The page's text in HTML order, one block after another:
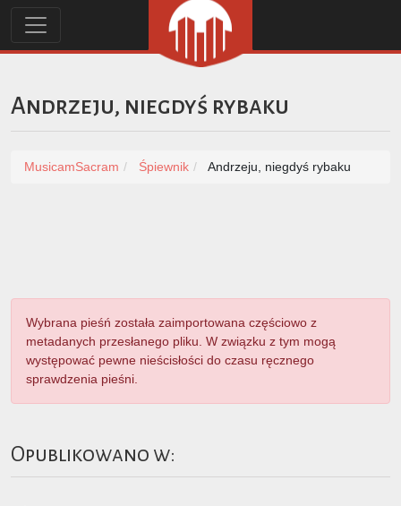
Andrzeju, niegdyś rybaku
MusicamSacram Śpiewnik Andrzeju, niegdyś rybaku
Wybrana pieśń została zaimportowana częściowo z
metadanych przesłanego pliku. W związku z tym mogą
występować pewne nieścisłości do czasu ręcznego
sprawdzenia pieśni.
Opublikowano w: